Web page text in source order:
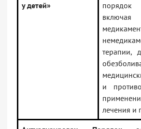
у детей»
включая
терапии,
и
лечения и